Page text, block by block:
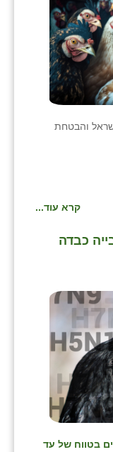
והבטחת
קרא עוד...
כבדה
בטווח של עד